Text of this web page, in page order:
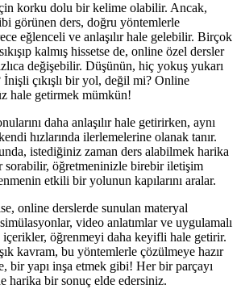
korku dolu bir kelime olabilir. Ancak,
görünen ders, doğru yöntemlerle
eğlenceli ve anlaşılır hale gelebilir. Birçok
kalmış hissetse de, online özel dersler
değişebilir. Düşünün, hiç yokuş yukarı
İnişli çıkışlı bir yol, değil mi? Online
hale getirmek mümkün!
daha anlaşılır hale getirirken, aynı
hızlarında ilerlemelerine olanak tanır.
istediğiniz zaman ders alabilmek harika
sorabilir, öğretmeninizle birebir iletişim
etkili bir yolunun kapılarını aralar.
online derslerde sunulan materyal
video anlatımlar ve uygulamalı
öğrenmeyi daha keyifli hale getirir.
kavram, bu yöntemlerle çözülmeye hazır
bir yapı inşa etmek gibi! Her bir parçayı
harika bir sonuç elde edersiniz.